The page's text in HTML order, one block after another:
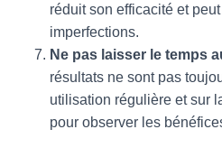
réduit son efficacité et
imperfections.
Ne pas laisser le temps
résultats ne sont pas
utilisation régulière et sur
pour observer les